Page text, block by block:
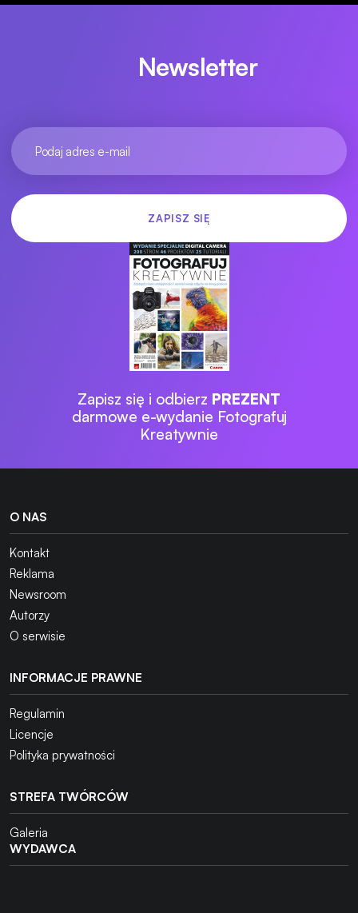
Newsletter
Zapisz się i odbierz PREZENT
darmowe e-wydanie Fotografuj
Kreatywnie
O NAS
Kontakt
Reklama
Newsroom
Autorzy
O serwisie
INFORMACJE PRAWNE
Regulamin
Licencje
Polityka prywatności
STREFA TWÓRCÓW
Galeria
WYDAWCA